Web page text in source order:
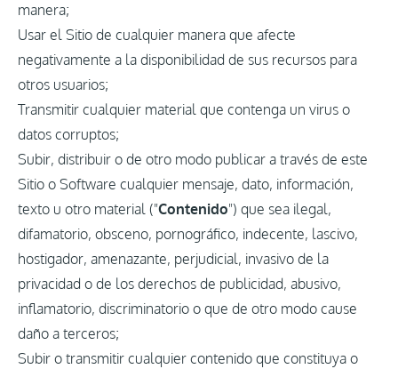
manera;
Usar el Sitio de cualquier manera que afecte
negativamente a la disponibilidad de sus recursos para
otros usuarios;
Transmitir cualquier material que contenga un virus o
datos corruptos;
Subir, distribuir o de otro modo publicar a través de este
Sitio o Software cualquier mensaje, dato, información,
texto u otro material ("Contenido") que sea ilegal,
difamatorio, obsceno, pornográfico, indecente, lascivo,
hostigador, amenazante, perjudicial, invasivo de la
privacidad o de los derechos de publicidad, abusivo,
inflamatorio, discriminatorio o que de otro modo cause
daño a terceros;
Subir o transmitir cualquier contenido que constituya o